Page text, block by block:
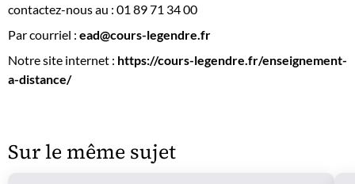
contactez-nous au : 01 89 71 34 00
Par courriel : ead@cours-legendre.fr
Notre site internet : https://cours-legendre.fr/enseignement-
a-distance/
Sur le même sujet